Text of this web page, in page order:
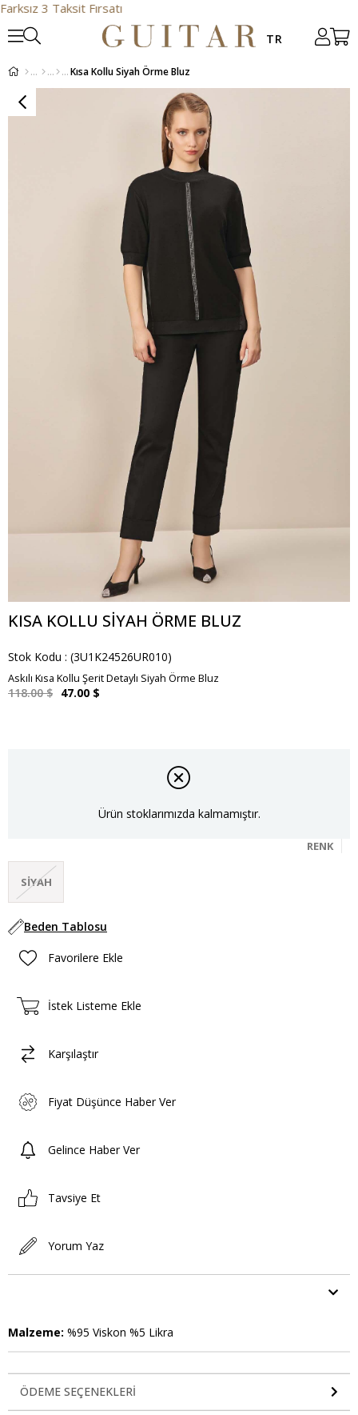
3 Taksit Fırsatı
Kısa Kollu Siyah Örme Bluz
KISA KOLLU SIYAH ÖRME BLUZ
Stok Kodu (3U1K24526UR010)
Askılı Kısa Kollu Şerit Detaylı Siyah Örme Bluz
118.00 $ 47.00 $
Ürün stoklarımızda kalmamıştır.
RENK
SIYAH
Beden Tablosu
Favorilere Ekle
İstek Listeme Ekle
Karşılaştır
Fiyat Düşünce Haber Ver
Gelince Haber Ver
Tavsiye Et
Yorum Yaz
Malzeme: %95 Viskon %5 Likra
ÖDEME SEÇENEKLERI